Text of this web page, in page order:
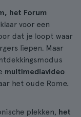
het Forum
voor een
dat je loopt waar
liepen. Maar
multimediavideo
het oude Rome.
plekken, het